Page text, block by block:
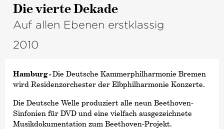
Die vierte Dekade
Auf allen Ebenen erstklassig
2010
Hamburg ·Die Deutsche Kammer­philharmonie Bremen
wird Residenzorchester der Elbphilharmonie Konzerte.
Die Deutsche Welle produziert alle neun Beethoven-
Sinfonien für DVD und eine vielfach ausgezeichnete
Musikdokumentation zum Beethoven-Projekt.